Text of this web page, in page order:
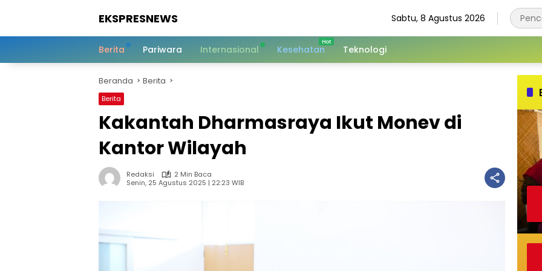
EKSPRESNEWS
Dalam
Sabtu, 8 Agustus 2026
Berita Pariwara Internasional Kesehatan Teknologi
Beranda Berita
Berita
Kakantah Dharmasraya Ikut Monev di
Kantor Wilayah
Redaksi
2 Min Baca
Senin, 25 Agustus 2025 | 22:23 WIB